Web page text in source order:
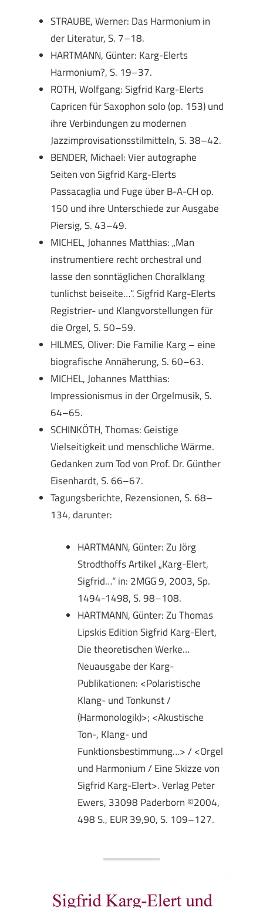
STRAUBE, Werner: Das Harmonium in
der Literatur, S. 7–18.
HARTMANN, Günter: Karg-Elerts
Harmonium?, S. 19–37.
ROTH, Wolfgang: Sigfrid Karg-Elerts
Capricen für Saxophon solo (op. 153) und
ihre Verbindungen zu modernen
Jazzimprovisationsstilmitteln, S. 38–42.
BENDER, Michael: Vier autographe
Seiten von Sigfrid Karg-Elerts
Passacaglia und Fuge über B-A-CH op.
150 und ihre Unterschiede zur Ausgabe
Piersig, S. 43–49.
MICHEL, Johannes Matthias: „Man
instrumentiere recht orchestral und
lasse den sonntäglichen Choralklang
tunlichst beiseite…“. Sigfrid Karg-Elerts
Registrier- und Klangvorstellungen für
die Orgel, S. 50–59.
HILMES, Oliver: Die Familie Karg – eine
biografische Annäherung, S. 60–63.
MICHEL, Johannes Matthias:
Impressionismus in der Orgelmusik, S.
64–65.
SCHINKÖTH, Thomas: Geistige
Vielseitigkeit und menschliche Wärme.
Gedanken zum Tod von Prof. Dr. Günther
Eisenhardt, S. 66–67.
Tagungsberichte, Rezensionen, S. 68–
134, darunter:
HARTMANN, Günter: Zu Jörg
Strodthoffs Artikel „Karg-Elert,
Sigfrid…“ in: 2MGG 9, 2003, Sp.
1494-1498, S. 98–108.
HARTMANN, Günter: Zu Thomas
Lipskis Edition Sigfrid Karg-Elert,
Die theoretischen Werke…
Neuausgabe der Karg-
Publikationen: <Polaristische
Klang- und Tonkunst /
(Harmonologik)>; <Akustische
Ton-, Klang- und
Funktionsbestimmung…> / <Orgel
und Harmonium / Eine Skizze von
Sigfrid Karg-Elert>. Verlag Peter
Ewers, 33098 Paderborn ©2004,
498 S., EUR 39,90, S. 109–127.